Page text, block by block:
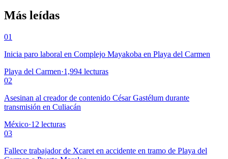
Más leídas
01
Inicia paro laboral en Complejo Mayakoba en Playa del Carmen
Playa del Carmen·1,994 lecturas
02
Asesinan al creador de contenido César Gastélum durante
transmisión en Culiacán
México·12 lecturas
03
Fallece trabajador de Xcaret en accidente en tramo de Playa del